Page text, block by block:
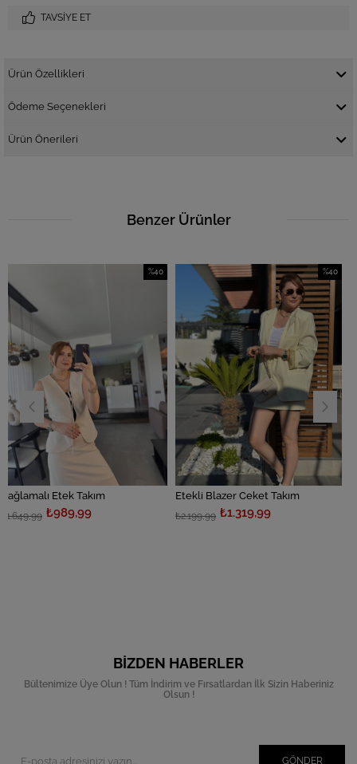
TAVSIYE ET
Ürün Özellikleri
Ödeme Seçenekleri
Ürün Önerileri
Benzer Ürünler
Etekli Blazer Ceket Takım
₺1.319,99
%40
%40İndirim
BIZDEN HABERLER
Bültenimize Üye Olun ! Tüm İndirim ve Fırsatlardan İlk Sizin Haberiniz
Olsun !
GÖNDER